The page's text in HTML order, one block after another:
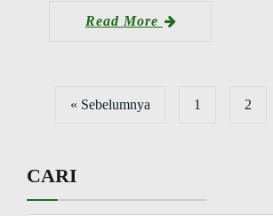
Read More
« Sebelumnya 1 2
CARI